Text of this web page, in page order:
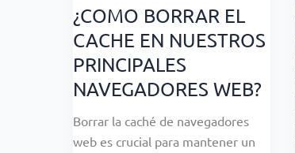
¿COMO BORRAR EL
CACHE EN NUESTROS
PRINCIPALES
NAVEGADORES WEB?
Borrar la caché de navegadores
web es crucial para mantener un